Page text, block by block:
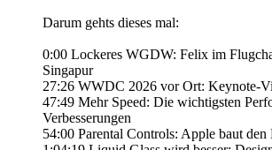
Darum gehts dieses mal:
0:00 Lockeres WGDW: Felix im
Singapur
27:26 WWDC 2026 vor Ort: Keynote-
47:49 Mehr Speed: Die wichtigsten
Verbesserungen
54:00 Parental Controls: Apple baut den